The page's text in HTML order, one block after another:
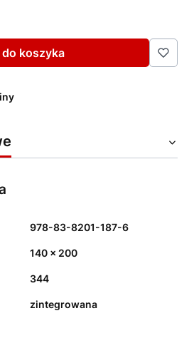
do koszyka
978-83-8201-187-6
140 x 200
344
zintegrowana